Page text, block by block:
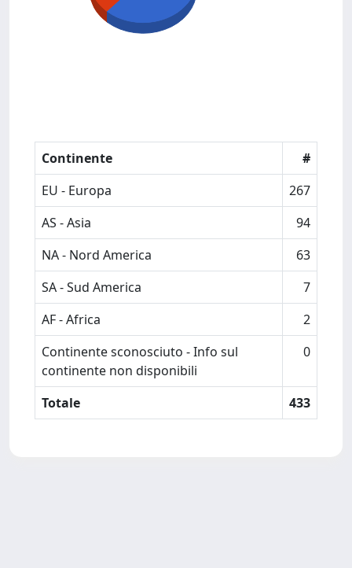
Continente
#
EU - Europa
267
AS - Asia
94
NA - Nord America
63
SA - Sud America
7
AF - Africa
2
Continente sconosciuto - Info sul
continente non disponibili
0
Totale 433